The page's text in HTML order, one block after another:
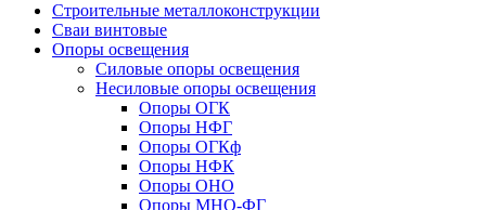
Строительные металлоконструкции
Сваи винтовые
Опоры освещения
Силовые опоры освещения
Несиловые опоры освещения
Опоры ОГК
Опоры НФГ
Опоры ОГКф
Опоры НФК
Опоры ОНО
Опоры МНО-ФГ